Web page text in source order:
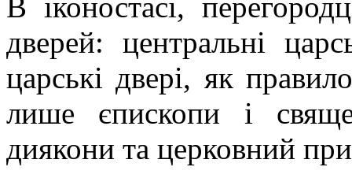
дверей: центральні
царські двері, як
лише єпископи і
диякони та церковний